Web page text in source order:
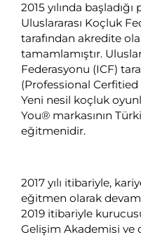
2015 yılında
Uluslararası Koçluk
tarafından akredite
tamamlamıştır.
Federasyonu (ICF)
(Professional
Yeni nesil koçluk
You® markasının
eğitmenidir.
2017 yılı itibariyle,
eğitmen olarak
2019 itibariyle
Gelişim Akademisi ve